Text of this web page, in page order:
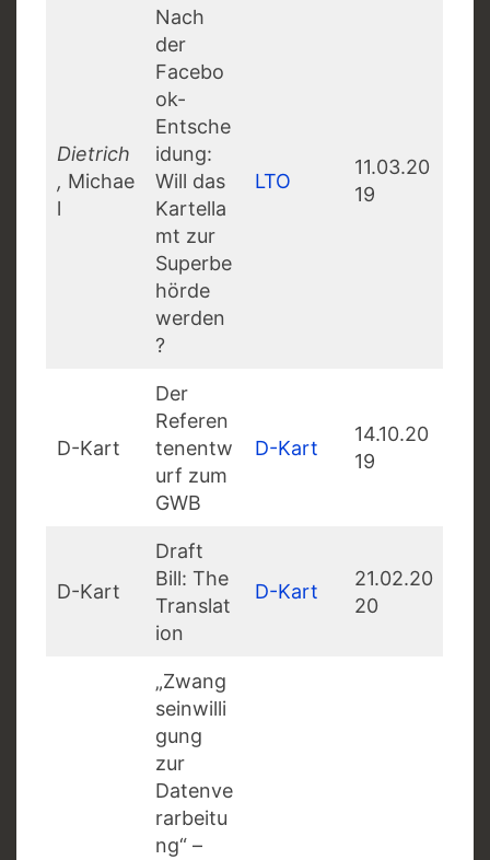
Dietrich
, Michae
l
Nach
der
Facebo
ok-
Entsche
idung:
Will das
Kartella
mt zur
Superbe
hörde
werden
?
LTO
11.03.20
19
D-Kart
Der
Referen
tenentw
urf zum
GWB
D-Kart
14.10.20
19
D-Kart
Draft
Bill: The
Translat
ion
D-Kart
21.02.20
20
„Zwang
seinwilli
gung
zur
Datenve
rarbeitu
ng“ –